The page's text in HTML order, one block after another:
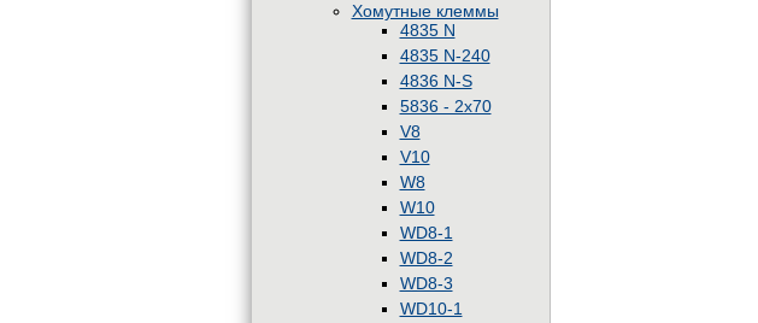
Хомутные клеммы
4835 N
4835 N-240
4836 N-S
5836 - 2x70
V8
V10
W8
W10
WD8-1
WD8-2
WD8-3
WD10-1